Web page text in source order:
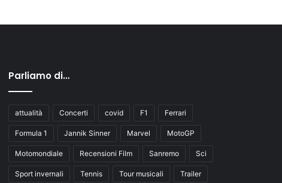
Parliamo di…
attualità Concerti covid F1 Ferrari
Formula 1 Jannik Sinner Marvel MotoGP
Motomondiale Recensioni Film Sanremo Sci
Sport invernali Tennis Tour musicali Trailer